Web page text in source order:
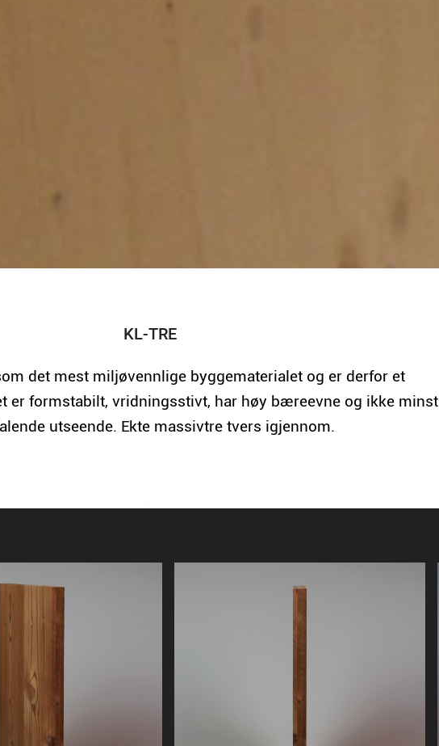
KL-TRE
det mest miljøvennlige byggematerialet og er derfor et
er formstabilt, vridningsstivt, har høy bæreevne og ikke minst
utseende. Ekte massivtre tvers igjennom.